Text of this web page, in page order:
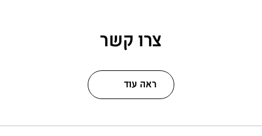
צרו קשר
ראה עוד